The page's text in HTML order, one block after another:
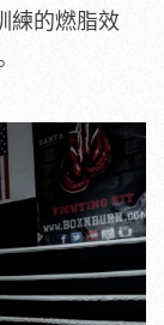
練的燃脂效